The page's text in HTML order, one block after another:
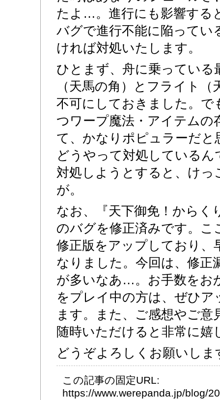
たよ…。進行にも影響する
バグで進行不能に陥ってい
ければ対処いたします。
ひとまず、舟に乗っている
（天馬の角）とフライト
不可にしておきました。で
つワープ魔法・アイテムの
て、かなりポピュラーだ
どうやって対処している
対処しようとすると、け
が。
なお、『天下御免！からく
のバグを修正済みです。こ
修正版をアップしており、
なりました。今回は、修正
が多いなあ…。お手数をお
をプレイ中の方は、ぜひ
ます。また、ご感想やご意
随時いただけると非常に嬉
どうぞよろしくお願いしま
この記事の固定URL:
https://www.werepanda.jp/blog/